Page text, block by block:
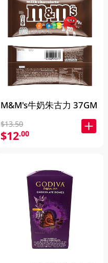
M&M's牛奶朱古力 37GM
$13.50
$12.00